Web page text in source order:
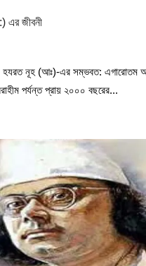
এর জীবনী
হযরত নূহ (আঃ)-এর সম্ভবত: এগারোতম
পর্যন্ত প্রায় ২০০০ বছরের...